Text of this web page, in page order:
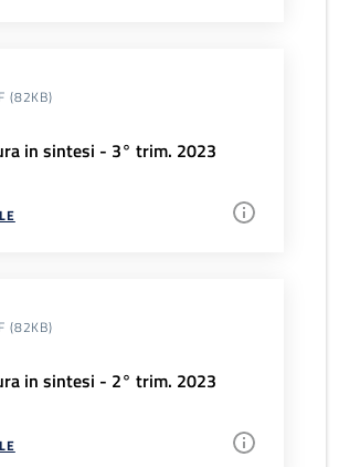
(82KB)
in sintesi - 3° trim. 2023
(82KB)
in sintesi - 2° trim. 2023